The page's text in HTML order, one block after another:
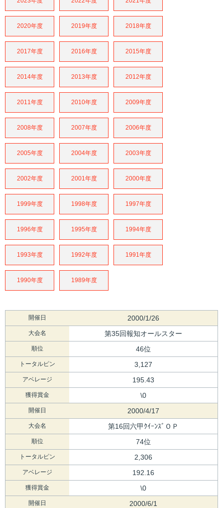
2020年度 2019年度 2018年度
2017年度 2016年度 2015年度
2014年度 2013年度 2012年度
2011年度 2010年度 2009年度
2008年度 2007年度 2006年度
2005年度 2004年度 2003年度
2002年度 2001年度 2000年度
1999年度 1998年度 1997年度
1996年度 1995年度 1994年度
1993年度 1992年度 1991年度
1990年度 1989年度
開催日 2000/1/26
大会名 第35回報知オールスター
順位 46位
トータルピン 3,127
アベレージ 195.43
獲得賞金 \0
開催日 2000/4/17
大会名 第16回六甲ｸｲｰﾝｽﾞＯＰ
順位 74位
トータルピン 2,306
アベレージ 192.16
獲得賞金 \0
開催日 2000/6/1